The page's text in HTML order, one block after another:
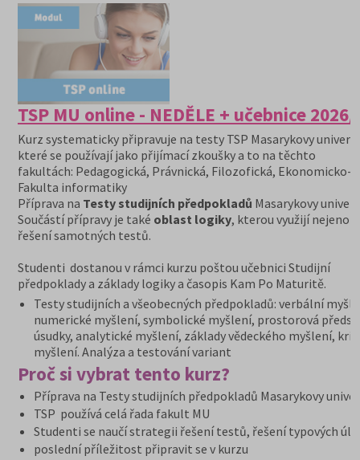
TSP MU online - NEDĚLE + učebnice 2026/
Kurz systematicky připravuje na testy TSP Masarykovy
které se používají jako přijímací zkoušky a to na těchto
fakultách: Pedagogická, Právnická, Filozofická, Ekonomicko-
Fakulta informatiky
Příprava na Testy studijních předpokladů Masarykovy
Součástí přípravy je také oblast logiky, kterou využijí
řešení samotných testů.
Studenti dostanou v rámci kurzu poštou učebnici Studijní
předpoklady a základy logiky a časopis Kam Po Maturitě.
Testy studijních a všeobecných předpokladů: verbální
numerické myšlení, symbolické myšlení, prostorová
úsudky, analytické myšlení, základy vědeckého myšlení,
myšlení. Analýza a testování variant
Proč si vybrat tento kurz?
Příprava na Testy studijních předpokladů Masarykovy
TSP používá celá řada fakult MU
Studenti se naučí strategii řešení testů, řešení typových
poslední příležitost připravit se v kurzu